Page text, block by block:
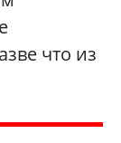
что из